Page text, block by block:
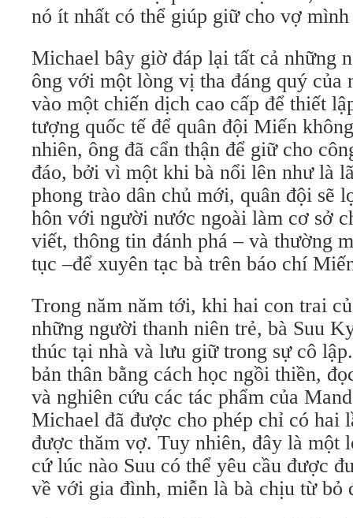
nó ít nhất có thể giúp giữ cho vợ mình
Michael bây giờ đáp lại tất cả những
ông với một lòng vị tha đáng quý của
vào một chiến dịch cao cấp để thiết
tượng quốc tế để quân đội Miến
nhiên, ông đã cẩn thận để giữ cho
đáo, bởi vì một khi bà nổi lên như là
phong trào dân chủ mới, quân đội sẽ
hôn với người nước ngoài làm cơ sở
viết, thông tin đánh phá – và thường
tục –để xuyên tạc bà trên báo chí
Trong năm năm tới, khi hai con trai
những người thanh niên trẻ, bà Suu
thúc tại nhà và lưu giữ trong sự cô
bản thân bằng cách học ngồi thiền,
và nghiên cứu các tác phẩm của
Michael đã được cho phép chỉ có hai
được thăm vợ. Tuy nhiên, đây là một
cứ lúc nào Suu có thể yêu cầu được
về với gia đình, miễn là bà chịu từ bỏ